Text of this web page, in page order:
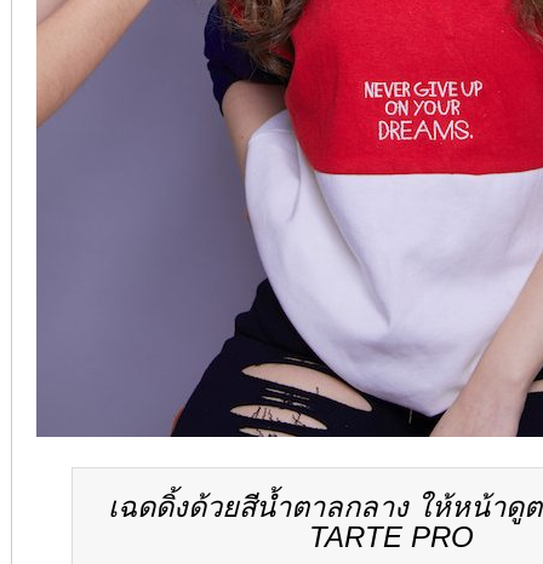
เฉดดิ้งด้วยสีน้ำตาลกลาง ให้หน้าดู
TARTE PRO